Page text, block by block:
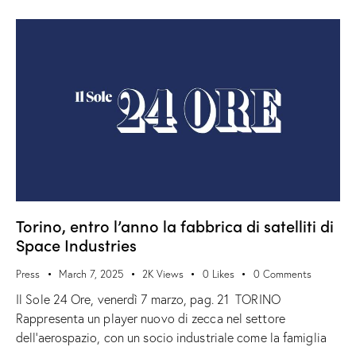
Torino, entro l’anno la fabbrica di satelliti di
Space Industries
Press March 7, 2025 2K Views 0 Likes 0 Comments
Il Sole 24 Ore, venerdì 7 marzo, pag. 21 TORINO
Rappresenta un player nuovo di zecca nel settore
dell’aerospazio, con un socio industriale come la famiglia